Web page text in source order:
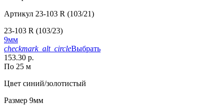
Артикул 23-103 R (103/21)
23-103 R (103/23)
9мм
checkmark_alt_circleВыбрать
153.30 р.
По 25 м
Цвет синий/золотистый
Размер 9мм